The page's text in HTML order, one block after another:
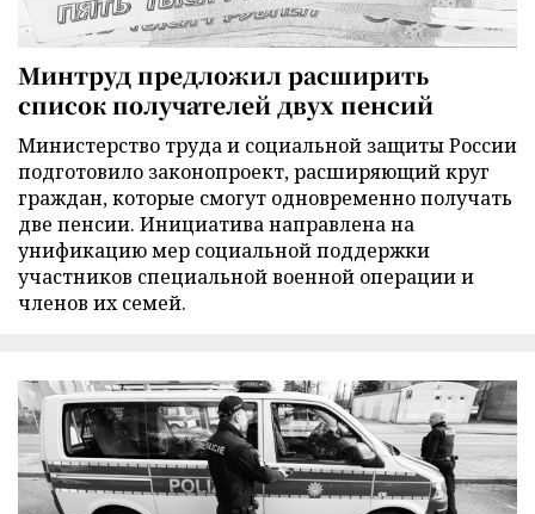
Минтруд предложил расширить
список получателей двух пенсий
Министерство труда и социальной защиты России
подготовило законопроект, расширяющий круг
граждан, которые смогут одновременно получать
две пенсии. Инициатива направлена на
унификацию мер социальной поддержки
участников специальной военной операции и
членов их семей.